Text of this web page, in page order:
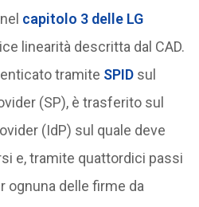
capitolo 3 delle LG
linearità descritta dal CAD.
tramite SPID sul
(SP), è trasferito sul
(IdP) sul quale deve
e, tramite quattordici passi
ognuna delle firme da